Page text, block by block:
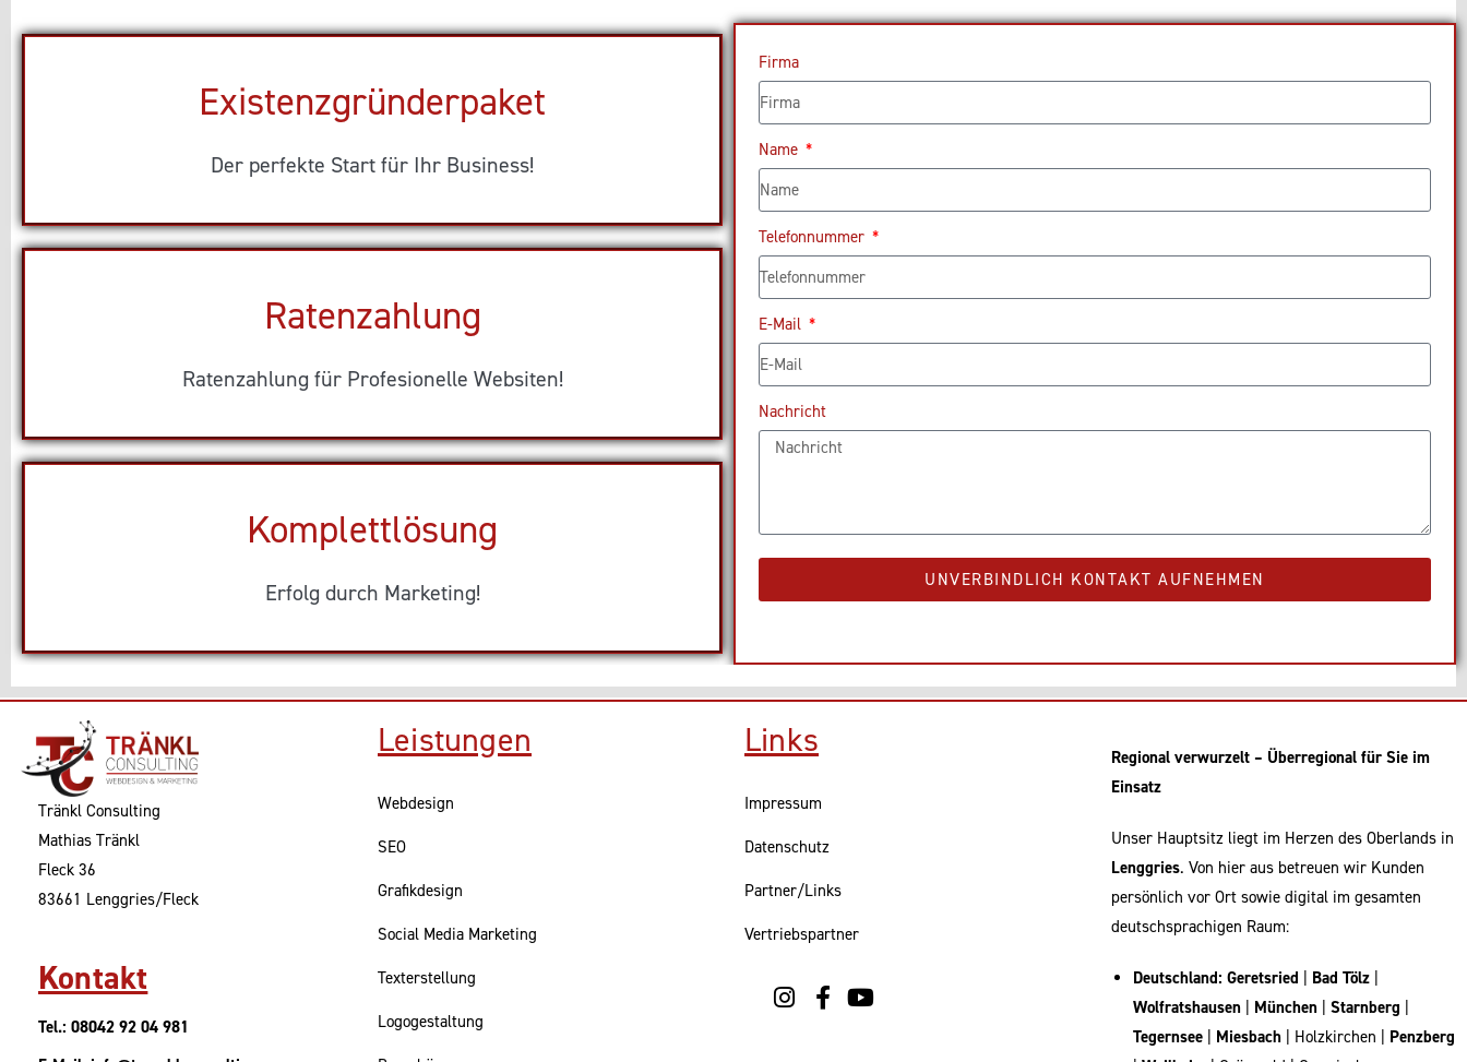
Existenzgründerpaket
Der perfekte Start für Ihr Business!
Ratenzahlung
Ratenzahlung für Profesionelle Websiten!
Komplettlösung
Erfolg durch Marketing!
Firma
Name
Telefonnummer
E-Mail
Nachricht
UNVERBINDLICH KONTAKT AUFNEHMEN
Tränkl Consulting
Mathias Tränkl
Fleck 36
83661 Lenggries/Fleck
Kontakt
Tel.: 08042 92 04 981
Leistungen
Webdesign
SEO
Grafikdesign
Social Media Marketing
Texterstellung
Logogestaltung
Links
Impressum
Datenschutz
Partner/Links
Vertriebspartner
Regional verwurzelt – Überregional für Sie im
Einsatz
Unser Hauptsitz liegt im Herzen des Oberlands in
Lenggries. Von hier aus betreuen wir Kunden
persönlich vor Ort sowie digital im gesamten
deutschsprachigen Raum:
Deutschland: Geretsried Bad Tölz
Wolfratshausen
München Starnberg
Tegernsee
Miesbach | Holzkirchen | Penzberg